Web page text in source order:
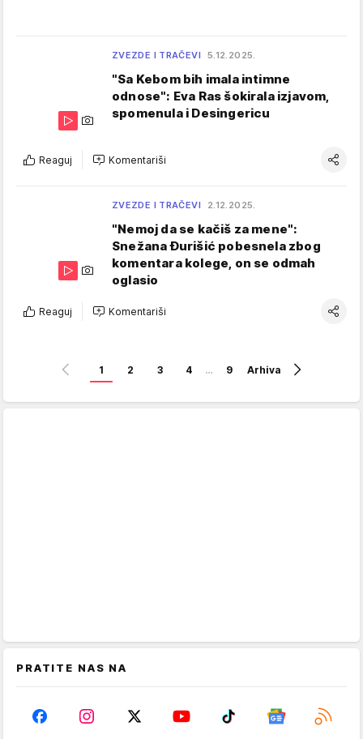
ZVEZDE I TRAČEVI 5.12.2025.
"Sa Kebom bih imala intimne
odnose": Eva Ras šokirala izjavom,
spomenula i Desingericu
Reaguj Komentariši
ZVEZDE I TRAČEVI 2.12.2025.
"Nemoj da se kačiš za mene":
Snežana Đurišić pobesnela zbog
komentara kolege, on se odmah
oglasio
Reaguj Komentariši
1 2 3 4 … 9 Arhiva
PRATITE NAS NA